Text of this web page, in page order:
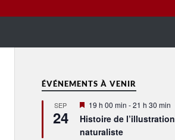
ÉVÉNEMENTS À VENIR
SEP
24
Mis
avant
19 h 00 min -21 h 30 min
Histoire de l’illustration
naturaliste